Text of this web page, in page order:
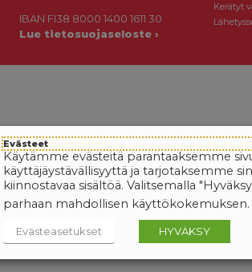
IBAN FI38 8000 1400 1611 30
Lue tietosuojaseloste ›
Kerätyt
Evästeet
Käytämme evästeitä parantaaksemme
käyttäjäystävällisyyttä ja tarjotaksemme
kiinnostavaa sisältöä. Valitsemalla
parhaan mahdollisen käyttökokemuksen.
Evästeasetukset HYVÄKSY